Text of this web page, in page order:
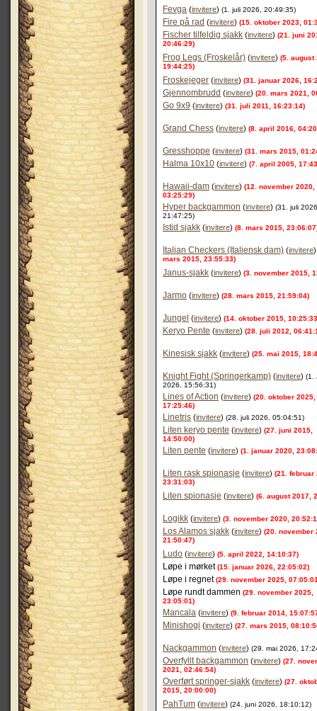
Fevga (invitere) (1. juli 2026, 20:49:35)
Fire på rad (invitere) (15. oktober 2023,
Fischer tilfeldig sjakk (invitere) (21. juni
20:46:29)
Frog Legs (Froskelår) (invitere) (5. august
19:44:25)
Froskejeger (invitere) (31. januar 2026,
Gjennombrudd (invitere) (20. mars 2021,
Go 9x9 (invitere) (31. juli 2011, 16:23:14)
Grand Chess (invitere) (8. april 2016,
Gresshoppe (invitere) (31. mars 2015,
Halma 10x10 (invitere) (7. april 2005,
Hawaii-dam (invitere) (12. november 2020,
03:25:29)
Hyper backgammon (invitere) (31. juli
21:47:25)
Istid sjakk (invitere) (8. mars 2015,
Italian Checkers (Italiensk dam) (invitere)
mars 2015, 23:55:33)
Janus-sjakk (invitere) (3. november 2015,
Jarmo (invitere) (28. mars 2015, 21:59:04)
Jungel (invitere) (14. oktober 2015,
Keryo Pente (invitere) (28. juli 2012,
Kinesisk sjakk (invitere) (25. mai 2015,
Knight Fight (Springerkamp) (invitere) (1.
2026, 15:56:31)
Lines of Action (invitere) (20. oktober 2025,
17:25:46)
Linetris (invitere) (28. juli 2026, 05:04:51)
Liten keryo pente (invitere) (27. juni 2015,
14:50:00)
Liten pente (invitere) (1. januar 2020,
Liten rask spionasje (invitere) (21. februar
23:31:03)
Liten spionasje (invitere) (6. august 2017,
Logikk (invitere) (3. november 2020,
Los Alamos sjakk (invitere) (20. november
21:50:47)
Ludo (invitere) (5. april 2022, 14:10:37)
Løpe i mørket(15. januar 2026, 22:05:02)
Løpe i regnet(29. november 2025,
Løpe rundt dammen (29. november 2025,
23:05:01)
Mancala (invitere) (9. februar 2014,
Minishogi (invitere) (27. mars 2015,
Nackgammon (invitere) (29. mai 2026,
Overfyllt backgammon (invitere) (27.
2021, 02:46:54)
Overført springer-sjakk (invitere) (27.
2015, 20:00:00)
PahTum (invitere) (24. juni 2026, 18:10:12)